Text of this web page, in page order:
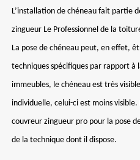
L’installation de chéneau fait partie
zingueur Le Professionnel de la
La pose de chéneau peut, en effet,
techniques spécifiques par rapport à
immeubles, le chéneau est très
individuelle, celui-ci est moins
couvreur zingueur pro pour la pose
de la technique dont il dispose.